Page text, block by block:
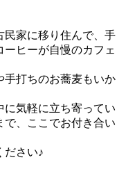
民家に移り住んで、手
ヒーが自慢のカフェ
手打ちのお蕎麦もいか
に気軽に立ち寄ってい
で、ここでお付き合い
ださい♪